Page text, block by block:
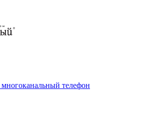
многоканальный телефон